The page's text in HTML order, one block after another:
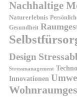
Nachhaltige
Naturerlebnis
Gesundheit
Design
Stressmanagement
Innovationen